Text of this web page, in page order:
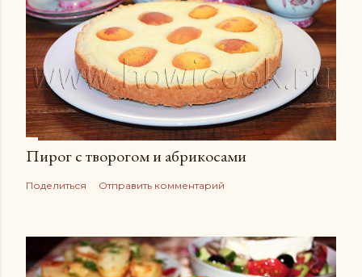
Пирог с творогом и абрикосами
Поделиться Отправить комментарий